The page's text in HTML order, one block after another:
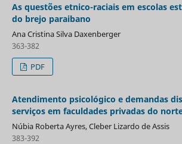
As questões etnico-raciais em escolas
do brejo paraibano
Ana Cristina Silva Daxenberger
363-382
PDF
Atendimento psicológico e demandas
serviços em faculdades privadas do
Núbia Roberta Ayres, Cleber Lizardo de Assis
383-392